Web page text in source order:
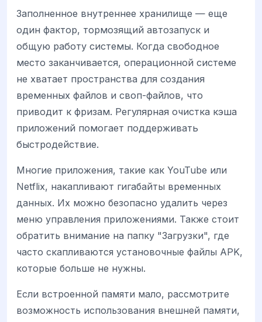
Заполненное внутреннее хранилище — еще
один фактор, тормозящий автозапуск и
общую работу системы. Когда свободное
место заканчивается, операционной системе
не хватает пространства для создания
временных файлов и своп-файлов, что
приводит к фризам. Регулярная очистка кэша
приложений помогает поддерживать
быстродействие.
Многие приложения, такие как YouTube или
Netflix, накапливают гигабайты временных
данных. Их можно безопасно удалить через
меню управления приложениями. Также стоит
обратить внимание на папку "Загрузки", где
часто скапливаются установочные файлы APK,
которые больше не нужны.
Если встроенной памяти мало, рассмотрите
возможность использования внешней памяти,